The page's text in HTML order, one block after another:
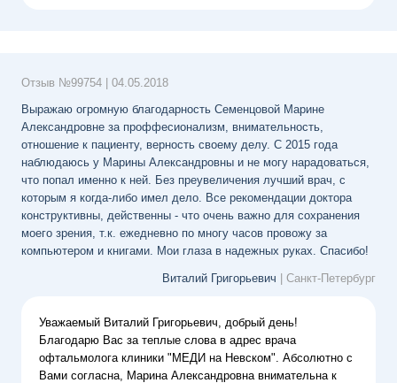
Отзыв №99754
04.05.2018
Выражаю огромную благодарность Семенцовой Марине
Александровне за проффесионализм, внимательность,
отношение к пациенту, верность своему делу. С 2015 года
наблюдаюсь у Марины Александровны и не могу нарадоваться,
что попал именно к ней. Без преувеличения лучший врач, с
которым я когда-либо имел дело. Все рекомендации доктора
конструктивны, действенны - что очень важно для сохранения
моего зрения, т.к. ежедневно по многу часов провожу за
компьютером и книгами. Мои глаза в надежных руках. Спасибо!
Виталий Григорьевич | Санкт-Петербург
Уважаемый Виталий Григорьевич, добрый день!
Благодарю Вас за теплые слова в адрес врача
офтальмолога клиники "МЕДИ на Невском". Абсолютно с
Вами согласна, Марина Александровна внимательна к